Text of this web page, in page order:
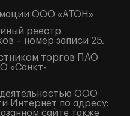
ООО «АТОН»
реестр
– номер записи 25.
торгов ПАО
«Санкт-
ООО
Интернет по адресу:
сайте также